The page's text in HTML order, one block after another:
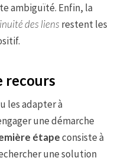
ambiguïté. Enfin, la
des liens restent les
recours
les adapter à
une démarche
étapeconsiste à
une solution